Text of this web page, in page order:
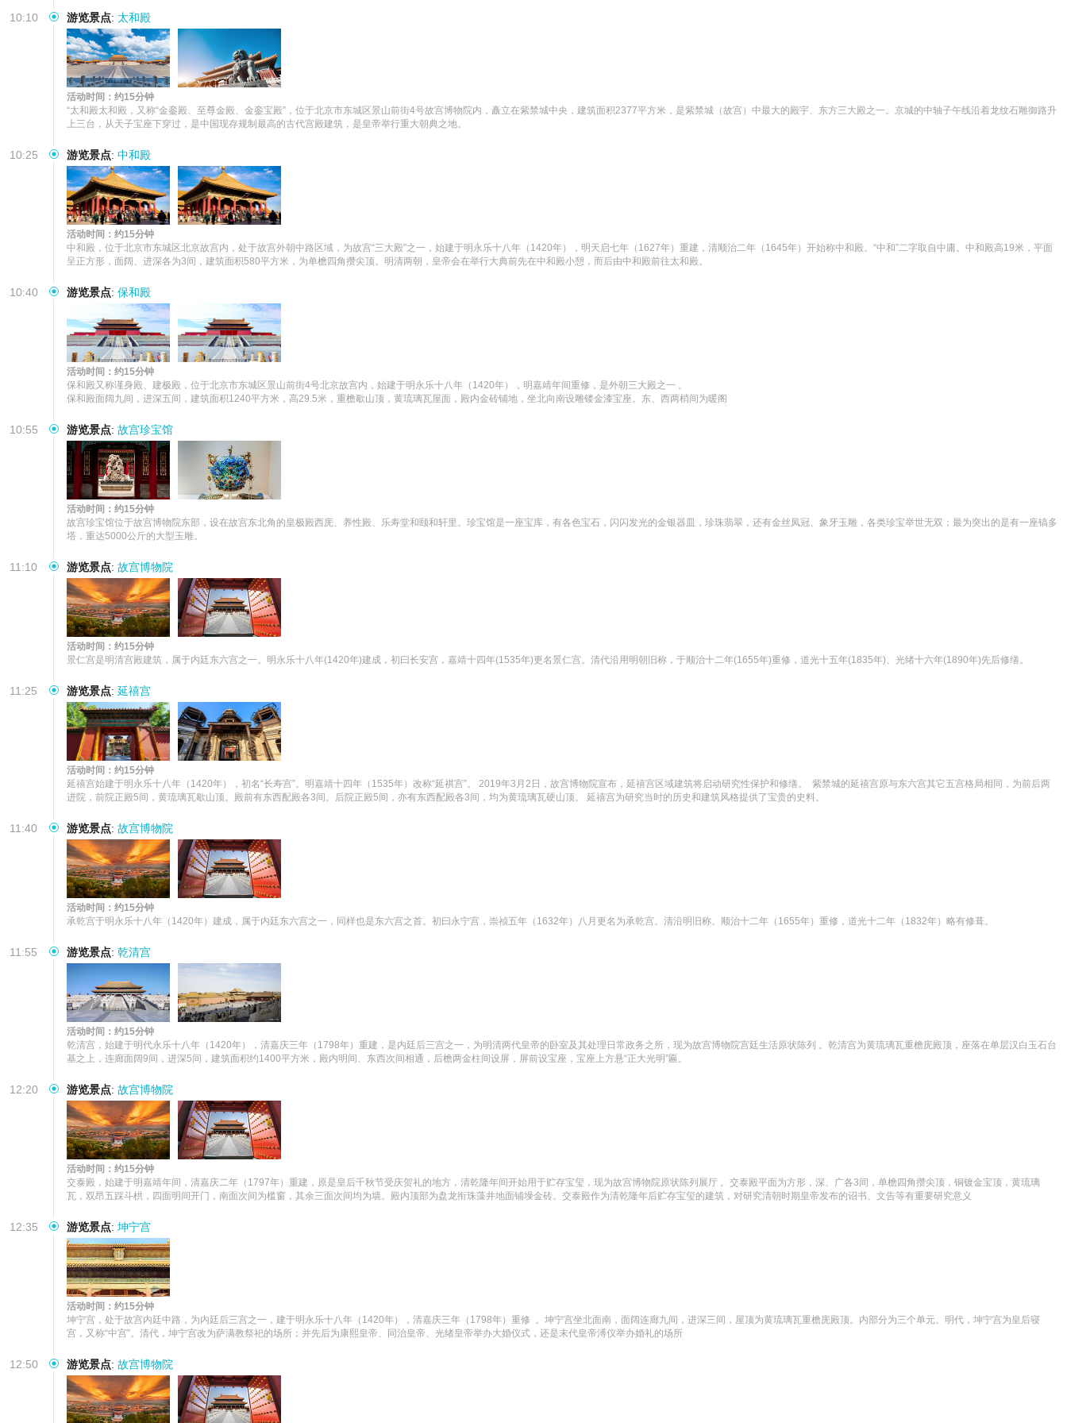
10:10 游览景点: 太和殿
活动时间：约15分钟
“太和殿太和殿，又称“金銮殿、至尊金殿、金銮宝殿”，位于北京市东城区景山前街4号故宫博物院内，矗立在紫禁城中央，建筑面积2377平方米，是紫禁城（故宫）中最大的殿宇、东方三大殿之一。京城的中轴子午线沿着龙纹石雕御路升
上三台，从天子宝座下穿过，是中国现存规制最高的古代宫殿建筑，是皇帝举行重大朝典之地。
10:25 游览景点: 中和殿
活动时间：约15分钟
中和殿，位于北京市东城区北京故宫内，处于故宫外朝中路区域，为故宫“三大殿”之一，始建于明永乐十八年（1420年），明天启七年（1627年）重建，清顺治二年（1645年）开始称中和殿。“中和”二字取自中庸。中和殿高19米，平面
呈正方形，面阔、进深各为3间，建筑面积580平方米，为单檐四角攒尖顶。明清两朝，皇帝会在举行大典前先在中和殿小憩，而后由中和殿前往太和殿。
10:40 游览景点: 保和殿
活动时间：约15分钟
保和殿又称谨身殿、建极殿，位于北京市东城区景山前街4号北京故宫内，始建于明永乐十八年（1420年），明嘉靖年间重修，是外朝三大殿之一 。
保和殿面阔九间，进深五间，建筑面积1240平方米，高29.5米，重檐歇山顶，黄琉璃瓦屋面，殿内金砖铺地，坐北向南设雕镂金漆宝座。东、西两梢间为暖阁
10:55 游览景点: 故宫珍宝馆
活动时间：约15分钟
故宫珍宝馆位于故宫博物院东部，设在故宫东北角的皇极殿西庑、养性殿、乐寿堂和颐和轩里。珍宝馆是一座宝库，有各色宝石，闪闪发光的金银器皿，珍珠翡翠，还有金丝凤冠、象牙玉雕，各类珍宝举世无双；最为突出的是有一座镐多
塔，重达5000公斤的大型玉雕。
11:10 游览景点: 故宫博物院
活动时间：约15分钟
景仁宫是明清宫殿建筑，属于内廷东六宫之一。明永乐十八年(1420年)建成，初曰长安宫，嘉靖十四年(1535年)更名景仁宫。清代沿用明朝旧称，于顺治十二年(1655年)重修，道光十五年(1835年)、光绪十六年(1890年)先后修缮。
11:25 游览景点: 延禧宫
活动时间：约15分钟
延禧宫始建于明永乐十八年（1420年），初名“长寿宫”。明嘉靖十四年（1535年）改称“延祺宫”。 2019年3月2日，故宫博物院宣布，延禧宫区域建筑将启动研究性保护和修缮。  紫禁城的延禧宫原与东六宫其它五宫格局相同，为前后两
进院，前院正殿5间，黄琉璃瓦歇山顶。殿前有东西配殿各3间。后院正殿5间，亦有东西配殿各3间，均为黄琉璃瓦硬山顶。 延禧宫为研究当时的历史和建筑风格提供了宝贵的史料。
11:40 游览景点: 故宫博物院
活动时间：约15分钟
承乾宫于明永乐十八年（1420年）建成，属于内廷东六宫之一，同样也是东六宫之首。初曰永宁宫，崇祯五年（1632年）八月更名为承乾宫。清沿明旧称。顺治十二年（1655年）重修，道光十二年（1832年）略有修葺。
11:55 游览景点: 乾清宫
活动时间：约15分钟
乾清宫，始建于明代永乐十八年（1420年），清嘉庆三年（1798年）重建，是内廷后三宫之一，为明清两代皇帝的卧室及其处理日常政务之所，现为故宫博物院宫廷生活原状陈列 。乾清宫为黄琉璃瓦重檐庑殿顶，座落在单层汉白玉石台
基之上，连廊面阔9间，进深5间，建筑面积约1400平方米，殿内明间、东西次间相通，后檐两金柱间设屏，屏前设宝座，宝座上方悬“正大光明”匾。
12:20 游览景点: 故宫博物院
活动时间：约15分钟
交泰殿，始建于明嘉靖年间，清嘉庆二年（1797年）重建，原是皇后千秋节受庆贺礼的地方，清乾隆年间开始用于贮存宝玺，现为故宫博物院原状陈列展厅 。交泰殿平面为方形，深、广各3间，单檐四角攒尖顶，铜镀金宝顶，黄琉璃
瓦，双昂五踩斗栱，四面明间开门，南面次间为槛窗，其余三面次间均为墙。殿内顶部为盘龙衔珠藻井地面铺墁金砖。交泰殿作为清乾隆年后贮存宝玺的建筑，对研究清朝时期皇帝发布的诏书、文告等有重要研究意义
12:35 游览景点: 坤宁宫
活动时间：约15分钟
坤宁宫，处于故宫内廷中路，为内廷后三宫之一，建于明永乐十八年（1420年），清嘉庆三年（1798年）重修  。坤宁宫坐北面南，面阔连廊九间，进深三间，屋顶为黄琉璃瓦重檐庑殿顶。内部分为三个单元。明代，坤宁宫为皇后寝
宫，又称“中宫”。清代，坤宁宫改为萨满教祭祀的场所；并先后为康熙皇帝、同治皇帝、光绪皇帝举办大婚仪式，还是末代皇帝溥仪举办婚礼的场所
12:50 游览景点: 故宫博物院